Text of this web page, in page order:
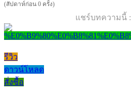
(สัปดาห์ก่อน 0 ครั้ง)
แชร์บทความนี้ :
รีวิว
ดาวน์โหลด
สั่งซื้อ